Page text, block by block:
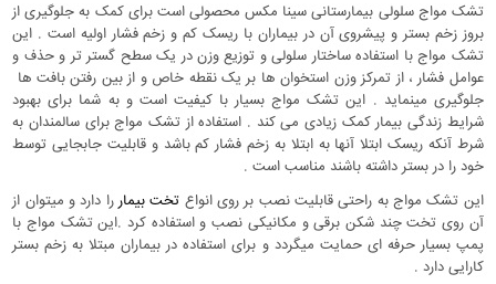
تشک مواج سلولی بیمارستانی سینا مکس محصولی است برای کمک به جلوگیری از
بروز زخم بستر و پیشروی آن در بیماران با ریسک کم و زخم فشار اولیه است . این
تشک مواج با استفاده ساختار سلولی و توزیع وزن در یک سطح گستر تر و حذف و
عوامل فشار ، از تمرکز وزن استخوان ها بر یک نقطه خاص و از بین رفتن بافت ها
جلوگیری مینماید . این تشک مواج بسیار با کیفیت است و به شما برای بهبود
شرایط زندگی بیمار کمک زیادی می کند . استفاده از تشک مواج برای سالمندان به
شرط آنکه ریسک ابتلا آنها به ابتلا به زخم فشار کم باشد و قابلیت جابجایی توسط
خود را در بستر داشته باشند مناسب است .
این تشک مواج به راحتی قابلیت نصب بر روی انواع تخت بیماررا دارد و میتوان از
آن روی تخت چند شکن برقی و مکانیکی نصب و استفاده کرد .این تشک مواج با
پمپ بسیار حرفه ای حمایت میگردد و برای استفاده در بیماران مبتلا به زخم بستر
کارایی دارد .